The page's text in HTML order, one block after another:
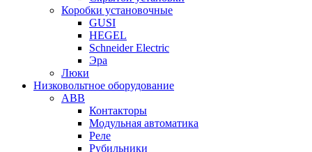
Коробки установочные
GUSI
HEGEL
Schneider Electric
Эра
Люки
Низковольтное оборудование
ABB
Контакторы
Модульная автоматика
Реле
Рубильники